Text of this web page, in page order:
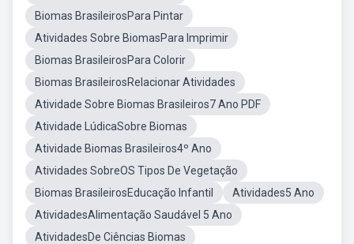
Biomas BrasileirosPara Pintar
Atividades Sobre BiomasPara Imprimir
Biomas BrasileirosPara Colorir
Biomas BrasileirosRelacionar Atividades
Atividade Sobre Biomas Brasileiros7 Ano PDF
Atividade LúdicaSobre Biomas
Atividade Biomas Brasileiros4º Ano
Atividades SobreOS Tipos De Vegetação
Biomas BrasileirosEducação Infantil
Atividades5 Ano
AtividadesAlimentação Saudável 5 Ano
AtividadesDe Ciências Biomas